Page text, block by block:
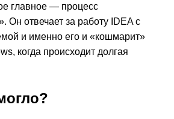
главное — процесс
Он отвечает за работу IDEA с
и именно его и «кошмарит»
когда происходит долгая